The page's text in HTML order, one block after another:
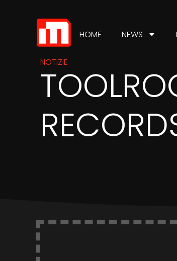
HOME NEWS
NOTIZIE